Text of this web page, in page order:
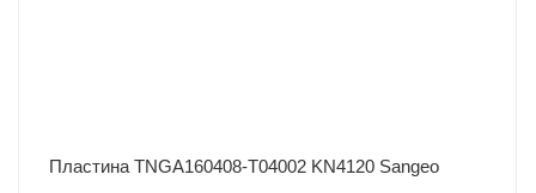
Пластина TNGA160408-T04002 KN4120 Sangeo